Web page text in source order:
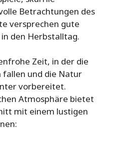
Betrachtungen des
versprechen gute
den Herbstalltag.
Zeit, in der die
fallen und die Natur
vorbereitet.
Atmosphäre bietet
mit einem lustigen